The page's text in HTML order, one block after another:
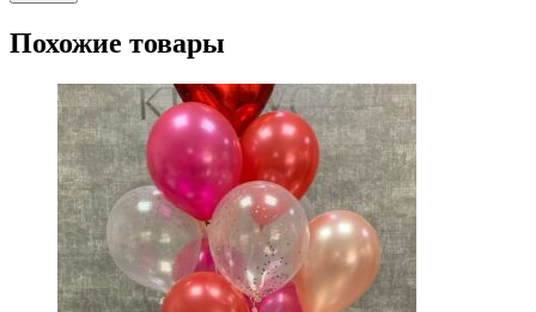
Похожие товары